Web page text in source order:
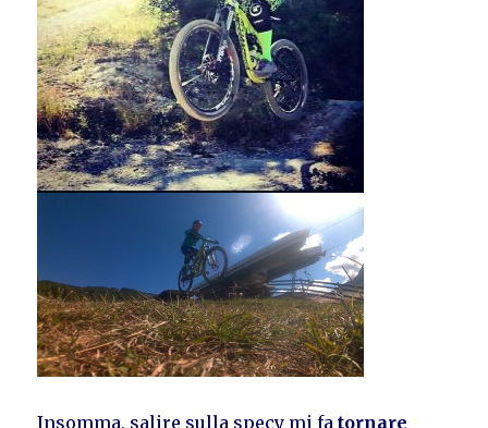
Insomma, salire sulla specy mi fatornare